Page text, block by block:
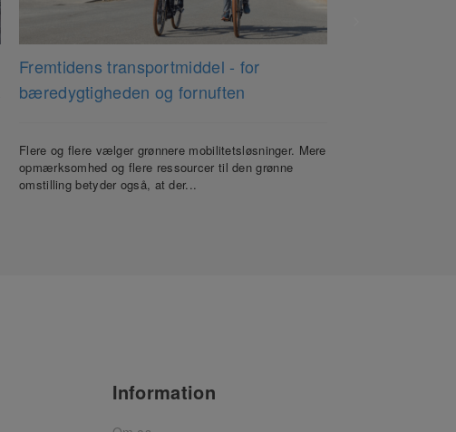
Fremtidens transportmiddel - for
bæredygtigheden og fornuften
Flere og flere vælger grønnere mobilitetsløsninger. Mere
opmærksomhed og flere ressourcer til den grønne
omstilling betyder også, at der...
Information